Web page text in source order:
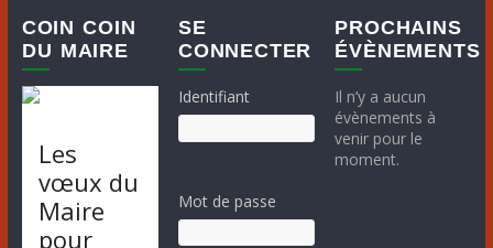
COIN COIN
DU MAIRE
Les
vœux du
Maire
pour
SE
CONNECTER
Identifiant
Mot de passe
PROCHAINS
ÉVÈNEMENTS
Il n’y a aucun
évènements à
venir pour le
moment.